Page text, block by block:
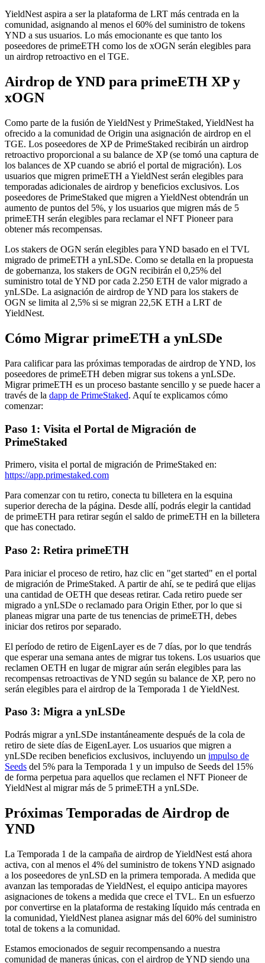
YieldNest aspira a ser la plataforma de LRT más centrada en la
comunidad, asignando al menos el 60% del suministro de tokens
YND a sus usuarios. Lo más emocionante es que tanto los
poseedores de primeETH como los de xOGN serán elegibles para
un airdrop retroactivo en el TGE.
Airdrop de YND para primeETH XP y
xOGN
Como parte de la fusión de YieldNest y PrimeStaked, YieldNest ha
ofrecido a la comunidad de Origin una asignación de airdrop en el
TGE. Los poseedores de XP de PrimeStaked recibirán un airdrop
retroactivo proporcional a su balance de XP (se tomó una captura de
los balances de XP cuando se abrió el portal de migración). Los
usuarios que migren primeETH a YieldNest serán elegibles para
temporadas adicionales de airdrop y beneficios exclusivos. Los
poseedores de PrimeStaked que migren a YieldNest obtendrán un
aumento de puntos del 5%, y los usuarios que migren más de 5
primeETH serán elegibles para reclamar el NFT Pioneer para
obtener más recompensas.
Los stakers de OGN serán elegibles para YND basado en el TVL
migrado de primeETH a ynLSDe. Como se detalla en la propuesta
de gobernanza, los stakers de OGN recibirán el 0,25% del
suministro total de YND por cada 2.250 ETH de valor migrado a
ynLSDe. La asignación de airdrop de YND para los stakers de
OGN se limita al 2,5% si se migran 22,5K ETH a LRT de
YieldNest.
Cómo Migrar primeETH a ynLSDe
Para calificar para las próximas temporadas de airdrop de YND, los
poseedores de primeETH deben migrar sus tokens a ynLSDe.
Migrar primeETH es un proceso bastante sencillo y se puede hacer a
través de la dapp de PrimeStaked. Aquí te explicamos cómo
comenzar:
Paso 1: Visita el Portal de Migración de
PrimeStaked
Primero, visita el portal de migración de PrimeStaked en:
https://app.primestaked.com
Para comenzar con tu retiro, conecta tu billetera en la esquina
superior derecha de la página. Desde allí, podrás elegir la cantidad
de primeETH para retirar según el saldo de primeETH en la billetera
que has conectado.
Paso 2: Retira primeETH
Para iniciar el proceso de retiro, haz clic en "get started" en el portal
de migración de PrimeStaked. A partir de ahí, se te pedirá que elijas
una cantidad de OETH que deseas retirar. Cada retiro puede ser
migrado a ynLSDe o reclamado para Origin Ether, por lo que si
planeas migrar una parte de tus tenencias de primeETH, debes
iniciar dos retiros por separado.
El período de retiro de EigenLayer es de 7 días, por lo que tendrás
que esperar una semana antes de migrar tus tokens. Los usuarios que
reclamen OETH en lugar de migrar aún serán elegibles para las
recompensas retroactivas de YND según su balance de XP, pero no
serán elegibles para el airdrop de la Temporada 1 de YieldNest.
Paso 3: Migra a ynLSDe
Podrás migrar a ynLSDe instantáneamente después de la cola de
retiro de siete días de EigenLayer. Los usuarios que migren a
ynLSDe reciben beneficios exclusivos, incluyendo un impulso de
Seeds del 5% para la Temporada 1 y un impulso de Seeds del 15%
de forma perpetua para aquellos que reclamen el NFT Pioneer de
YieldNest al migrar más de 5 primeETH a ynLSDe.
Próximas Temporadas de Airdrop de
YND
La Temporada 1 de la campaña de airdrop de YieldNest está ahora
activa, con al menos el 4% del suministro de tokens YND asignado
a los poseedores de ynLSD en la primera temporada. A medida que
avanzan las temporadas de YieldNest, el equipo anticipa mayores
asignaciones de tokens a medida que crece el TVL. En un esfuerzo
por convertirse en la plataforma de restaking líquido más centrada en
la comunidad, YieldNest planea asignar más del 60% del suministro
total de tokens a la comunidad.
Estamos emocionados de seguir recompensando a nuestra
comunidad de maneras únicas, con el airdrop de YND siendo una